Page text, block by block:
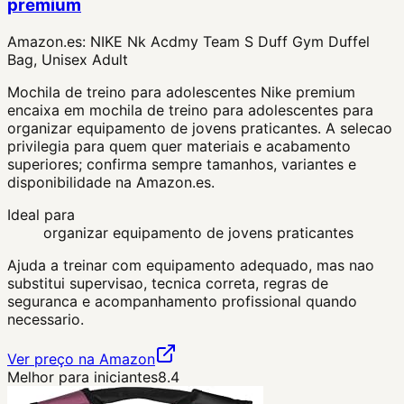
premium
Amazon.es: NIKE Nk Acdmy Team S Duff Gym Duffel
Bag, Unisex Adult
Mochila de treino para adolescentes Nike premium
encaixa em mochila de treino para adolescentes para
organizar equipamento de jovens praticantes. A selecao
privilegia para quem quer materiais e acabamento
superiores; confirma sempre tamanhos, variantes e
disponibilidade na Amazon.es.
Ideal para
organizar equipamento de jovens praticantes
Ajuda a treinar com equipamento adequado, mas nao
substitui supervisao, tecnica correta, regras de
seguranca e acompanhamento profissional quando
necessario.
Ver preço na Amazon
Melhor para iniciantes8.4